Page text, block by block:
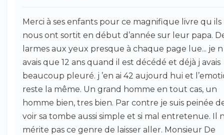
Merci à ses enfants pour ce magnifique livre qu ils
nous ont sortit en début d’année sur leur papa.
larmes aux yeux presque à chaque page lue... je n
avais que 12 ans quand il est décédé et déjà j avais
beaucoup pleuré. j ’en ai 42 aujourd hui et
reste la même. Un grand homme en tout cas, un
homme bien, tres bien. Par contre je suis peinée
voir sa tombe aussi simple et si mal entretenue. Il
mérite pas ce genre de laisser aller. Monsieur De